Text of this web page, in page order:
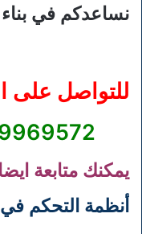
نساعدكم في
للتواصل على
يمكنك متابعة ايضا
أنظمة التحكم في